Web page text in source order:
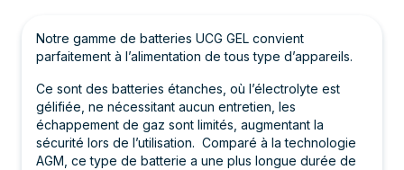
Notre gamme de batteries UCG GEL convient
parfaitement à l’alimentation de tous type d’appareils.
Ce sont des batteries étanches, où l’électrolyte est
gélifiée, ne nécessitant aucun entretien, les
échappement de gaz sont limités, augmentant la
sécurité lors de l’utilisation. Comparé à la technologie
AGM, ce type de batterie a une plus longue durée de